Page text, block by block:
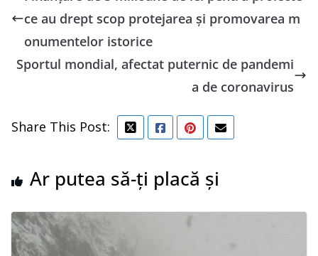
ce au drept scop protejarea şi promovarea m
onumentelor istorice
Sportul mondial, afectat puternic de pandemi
a de coronavirus
Share This Post:
Ar putea să-ți placă și